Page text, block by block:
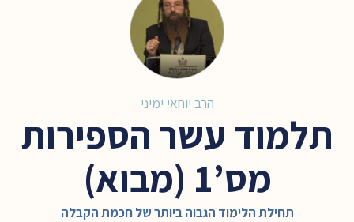
הרב יוחאי ימיני
תלמוד עשר הספירות
מס’1 (מבוא)
תחילת הלימוד הגבוה ביותר של חכמת הקבלה